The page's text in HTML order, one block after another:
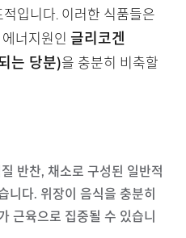
입니다. 이러한 식품들은
너지원인 글리코겐
는 당분)을 충분히 비축할
반찬, 채소로 구성된 일반적
니다. 위장이 음식을 충분히
근육으로 집중될 수 있습니